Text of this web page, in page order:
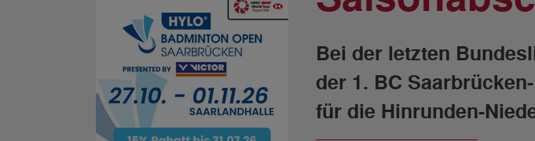
Bei der letzten
der 1. BC
für die Hinrunden-